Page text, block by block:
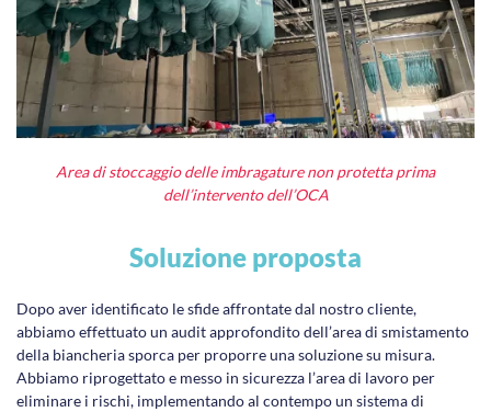
Area di stoccaggio delle imbragature non protetta prima
dell’intervento dell’OCA
Soluzione proposta
Dopo aver identificato le sfide affrontate dal nostro cliente,
abbiamo effettuato un audit approfondito dell’area di smistamento
della biancheria sporca per proporre una soluzione su misura.
Abbiamo riprogettato e messo in sicurezza l’area di lavoro per
eliminare i rischi, implementando al contempo un sistema di